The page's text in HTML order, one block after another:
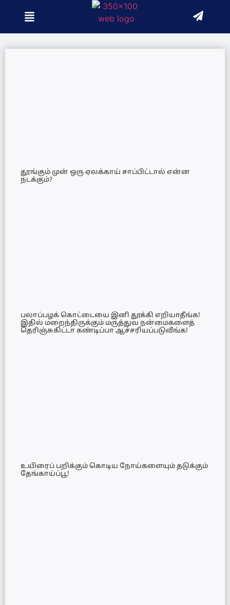
தூங்கும் முன் ஒரு ஏலக்காய் சாப்பிட்டால் என்ன
நடக்கும்?
பலாப்பழக் கொட்டையை இனி தூக்கி எறியாதீங்க!
இதில் மறைந்திருக்கும் மருத்துவ நன்மைகளைத்
தெரிஞ்சுகிட்டா கண்டிப்பா ஆச்சரியப்படுவீங்க!
உயிரைப் பறிக்கும் கொடிய நோய்களையும் தடுக்கும்
தேங்காய்ப்பூ!